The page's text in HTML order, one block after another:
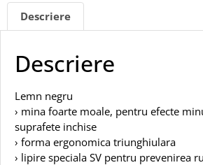
Descriere
Descriere
Lemn negru
› mina foarte moale, pentru efecte
suprafete inchise
› forma ergonomica triunghiulara
› lipire speciala SV pentru prevenirea